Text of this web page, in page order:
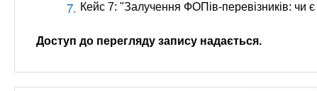
Кейс 7: "Залучення ФОПів-перевізників: чи
Доступ до перегляду запису надається.